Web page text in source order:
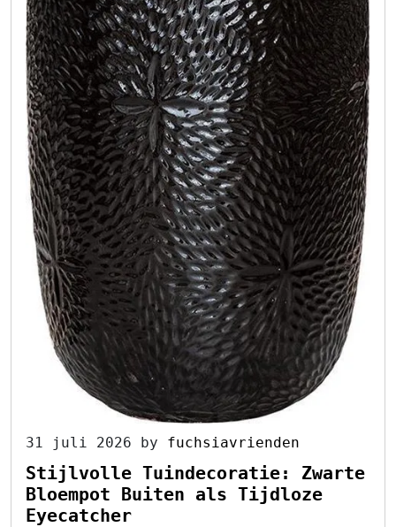
31 juli 2026 by fuchsiavrienden
Stijlvolle Tuindecoratie: Zwarte
Bloempot Buiten als Tijdloze
Eyecatcher